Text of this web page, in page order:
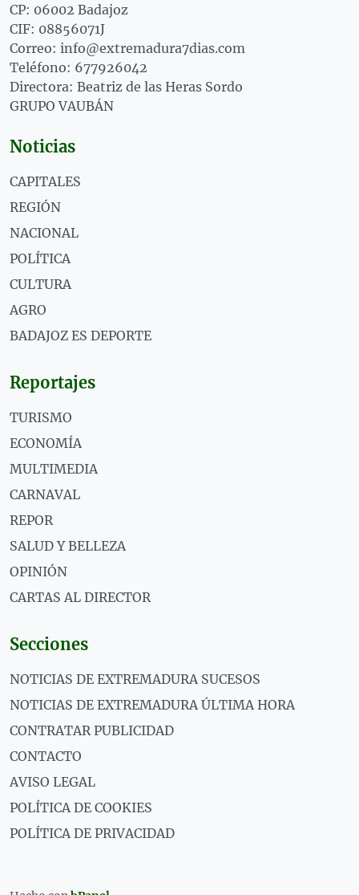
CP: 06002 Badajoz
CIF: 08856071J
Correo: info@extremadura7dias.com
Teléfono: 677926042
Directora: Beatriz de las Heras Sordo
GRUPO VAUBÁN
Noticias
CAPITALES
REGIÓN
NACIONAL
POLÍTICA
CULTURA
AGRO
BADAJOZ ES DEPORTE
Reportajes
TURISMO
ECONOMÍA
MULTIMEDIA
CARNAVAL
REPOR
SALUD Y BELLEZA
OPINIÓN
CARTAS AL DIRECTOR
Secciones
NOTICIAS DE EXTREMADURA SUCESOS
NOTICIAS DE EXTREMADURA ÚLTIMA HORA
CONTRATAR PUBLICIDAD
CONTACTO
AVISO LEGAL
POLÍTICA DE COOKIES
POLÍTICA DE PRIVACIDAD